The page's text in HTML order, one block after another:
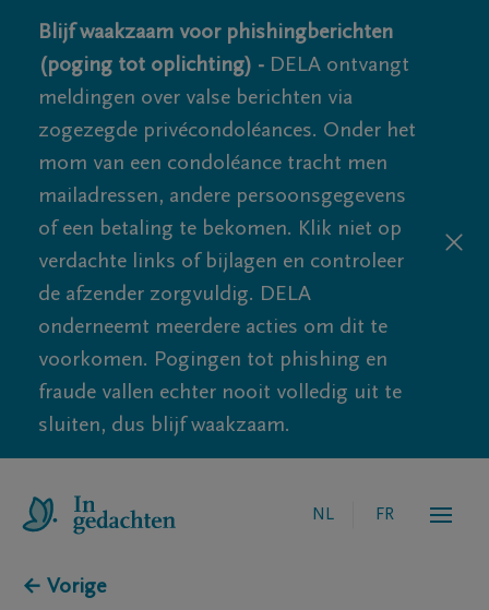
Blijf waakzaam voor phishingberichten
(poging tot oplichting) - DELA ontvangt
meldingen over valse berichten via
zogezegde privécondoléances. Onder het
mom van een condoléance tracht men
mailadressen, andere persoonsgegevens
of een betaling te bekomen. Klik niet op
verdachte links of bijlagen en controleer
de afzender zorgvuldig. DELA
onderneemt meerdere acties om dit te
voorkomen. Pogingen tot phishing en
fraude vallen echter nooit volledig uit te
sluiten, dus blijf waakzaam.
NL FR
← Vorige